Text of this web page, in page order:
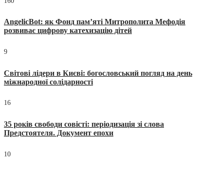
AngelicBot: як Фонд пам’яті Митрополита Мефодія
розвиває цифрову катехизацію дітей
9
Світові лідери в Києві: богословський погляд на день
міжнародної солідарності
16
35 років свободи совісті: періодизація зі слова
Предстоятеля. Документ епохи
10